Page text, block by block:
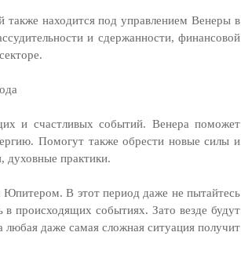
также находится под управлением Венеры в
и сдержанности, финансовой
и счастливых событий. Венера поможет
Помогут также обрести новые силы и
духовные практики.
В этот период даже не пытайтесь
в происходящих событиях. Зато везде будут
даже самая сложная ситуация получит